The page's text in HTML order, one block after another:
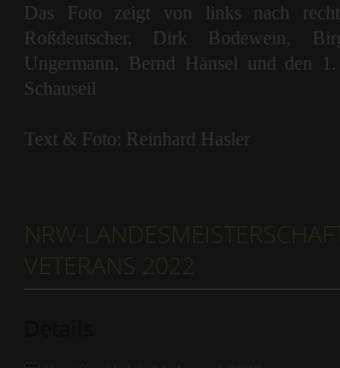
Das Foto zeigt von links nach
Roßdeutscher, Dirk Bodewein,
Ungermann, Bernd Hänsel und den 1.
Schauseil
Text & Foto: Reinhard Hasler